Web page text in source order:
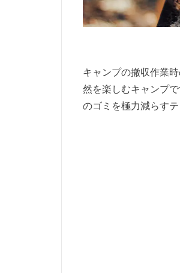
キャンプの撤収作業
然を楽しむキャンプ
のゴミを極力減らす